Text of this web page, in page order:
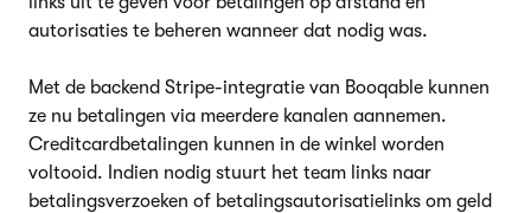
autorisaties te beheren wanneer dat nodig was.
Met de backend Stripe-integratie van Booqable kunnen
ze nu betalingen via meerdere kanalen aannemen.
Creditcardbetalingen kunnen in de winkel worden
voltooid. Indien nodig stuurt het team links naar
betalingsverzoeken of betalingsautorisatielinks om geld